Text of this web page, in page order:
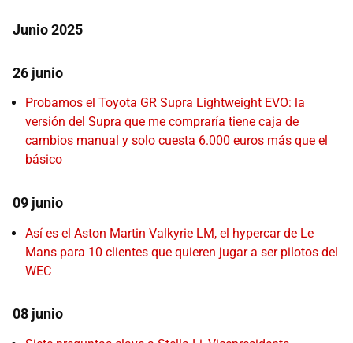
Junio 2025
26 junio
Probamos el Toyota GR Supra Lightweight EVO: la
versión del Supra que me compraría tiene caja de
cambios manual y solo cuesta 6.000 euros más que el
básico
09 junio
Así es el Aston Martin Valkyrie LM, el hypercar de Le
Mans para 10 clientes que quieren jugar a ser pilotos del
WEC
08 junio